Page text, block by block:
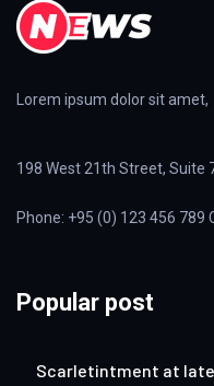
Lorem ipsum dolor sit amet,
198 West 21th Street, Suite
Phone: +95 (0) 123 456 789
Popular post
Scarletintment at